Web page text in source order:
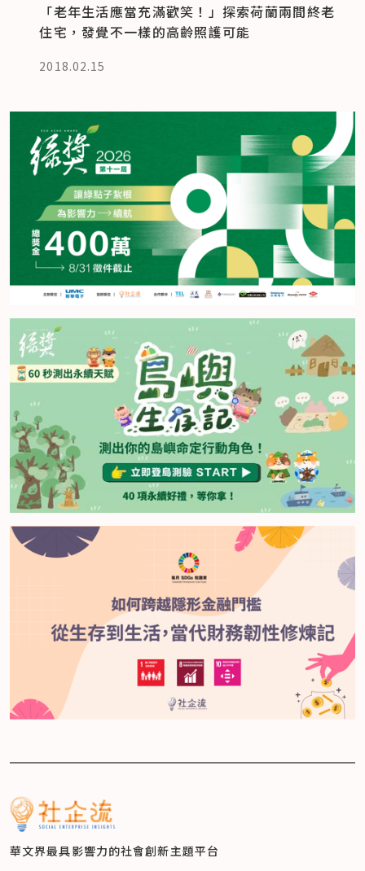
「老年生活應當充滿歡笑！」探索荷蘭兩間終老
住宅，發覺不一樣的高齡照護可能
2018.02.15
華文界最具影響力的社會創新主題平台